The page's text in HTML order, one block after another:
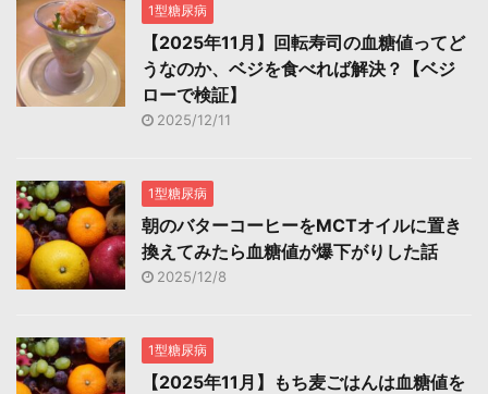
1型糖尿病
【2025年11月】回転寿司の血糖値ってど
うなのか、ベジを食べれば解決？【ベジ
ローで検証】
2025/12/11
1型糖尿病
朝のバターコーヒーをMCTオイルに置き
換えてみたら血糖値が爆下がりした話
2025/12/8
1型糖尿病
【2025年11月】もち麦ごはんは血糖値を